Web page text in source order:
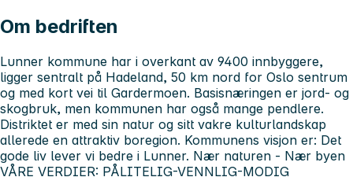
Om bedriften
Lunner kommune har i overkant av 9400 innbyggere,
ligger sentralt på Hadeland, 50 km nord for Oslo sentrum
og med kort vei til Gardermoen. Basisnæringen er jord- og
skogbruk, men kommunen har også mange pendlere.
Distriktet er med sin natur og sitt vakre kulturlandskap
allerede en attraktiv boregion. Kommunens visjon er: Det
gode liv lever vi bedre i Lunner. Nær naturen - Nær byen
VÅRE VERDIER: PÅLITELIG-VENNLIG-MODIG